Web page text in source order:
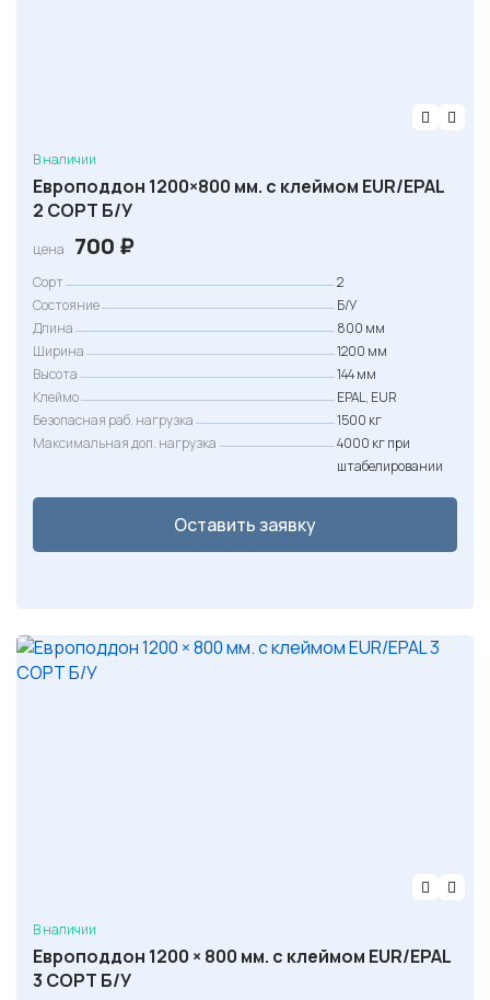
В наличии
Европоддон 1200×800 мм. с клеймом EUR/EPAL
2 СОРТ Б/У
цена 700 ₽
Сорт
2
Состояние
Б/У
Длина
800 мм
Ширина
1200 мм
Высота
144 мм
Клеймо
EPAL, EUR
Безопасная раб. нагрузка
1500 кг
Максимальная доп. нагрузка
4000 кг при
штабелировании
Оставить заявку
В наличии
Европоддон 1200 × 800 мм. с клеймом EUR/EPAL
3 СОРТ Б/У